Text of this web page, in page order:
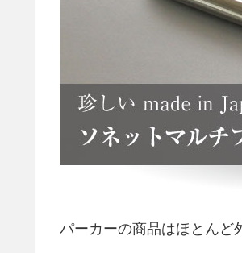
パーカーの商品はほとんど